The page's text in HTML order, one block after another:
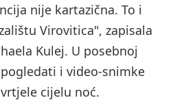
nije kartazična. To i
Virovitica", zapisala
Kulej. U posebnoj
i video-snimke
cijelu noć.